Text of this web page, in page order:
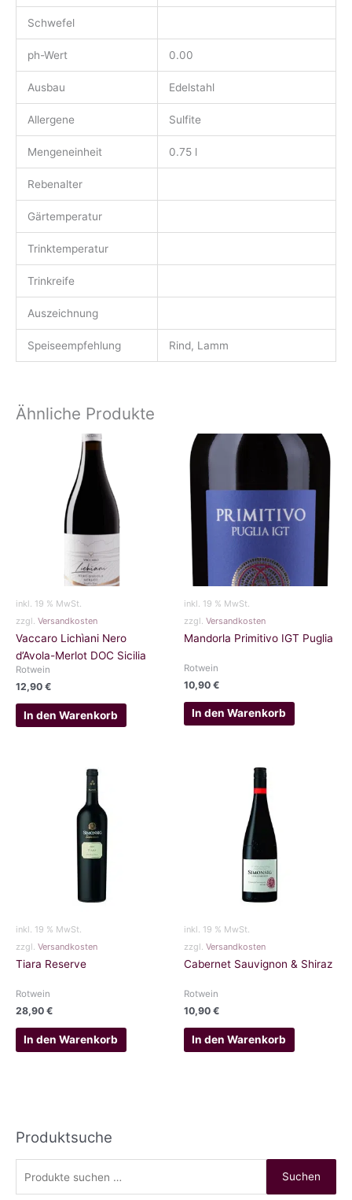
Schwefel
ph-Wert 0.00
Ausbau Edelstahl
Allergene Sulfite
Mengeneinheit 0.75 l
Rebenalter
Gärtemperatur
Trinktemperatur
Trinkreife
Auszeichnung
Speiseempfehlung Rind, Lamm
Ähnliche Produkte
inkl. 19 % MwSt.
zzgl. Versandkosten
Vaccaro Lichìani Nero
d’Avola-Merlot DOC Sicilia
Rotwein
12,90 €
In den Warenkorb
inkl. 19 % MwSt.
zzgl. Versandkosten
Mandorla Primitivo IGT Puglia
Rotwein
10,90 €
In den Warenkorb
inkl. 19 % MwSt.
zzgl. Versandkosten
Tiara Reserve
Rotwein
28,90 €
In den Warenkorb
inkl. 19 % MwSt.
zzgl. Versandkosten
Cabernet Sauvignon & Shiraz
Rotwein
10,90 €
In den Warenkorb
Produktsuche
Suchen